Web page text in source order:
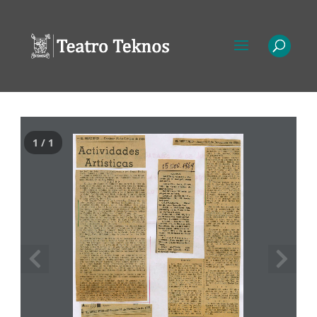
1 / 1